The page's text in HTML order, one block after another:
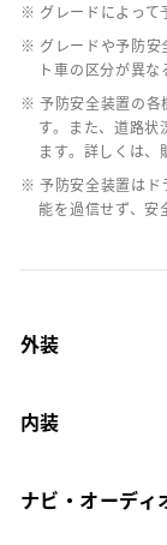
※ グレードによって
※ グレードや予防安
ト車の区分が異な
※ 予防安全装置の各
す。また、道路状
ます。詳しくは、
※ 予防安全装置はド
能を過信せず、安
外装
内装
ナビ・オーディ